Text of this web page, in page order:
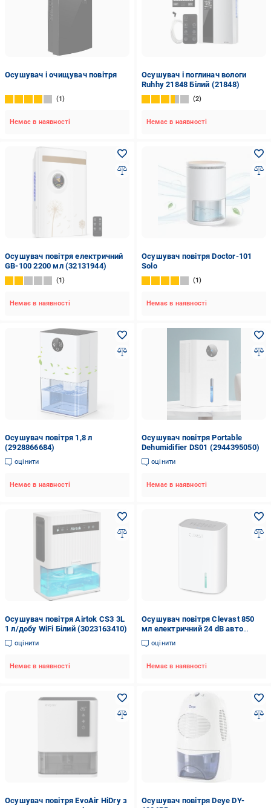
Осушувач і очищувач повітря
1
Немає в наявності
Осушувач і поглинач вологи
Ruhhy 21848 Білий (21848)
2
Немає в наявності
Осушувач повітря електричний
GB-100 2200 мл (32131944)
1
Немає в наявності
Осушувач повітря Doctor-101
Solo
1
Немає в наявності
Осушувач повітря 1,8 л
(2928866684)
оцінити
Немає в наявності
Осушувач повітря Portable
Dehumidifier DS01 (2944395050)
оцінити
Немає в наявності
Осушувач повітря Airtok CS3 3L
1 л/добу WiFi Білий (3023163410)
оцінити
Немає в наявності
Осушувач повітря Clevast 850
мл електричний 24 dB авто
вимкнення
оцінити
Немає в наявності
Осушувач повітря EvoAir HiDry з
Осушувач повітря Deye DY-